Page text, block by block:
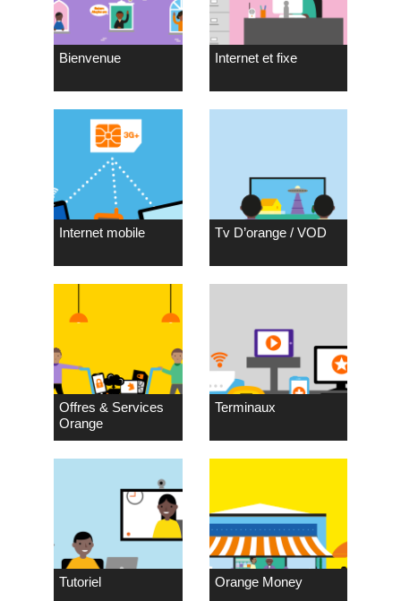
Bienvenue Internet et fixe
Internet mobile Tv D’orange / VOD
Offres & Services
Orange
Terminaux
Tutoriel Orange Money